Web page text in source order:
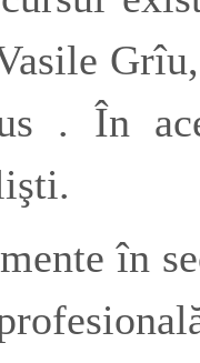
. În
în